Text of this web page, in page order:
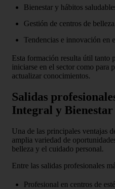
Bienestar y hábitos
Gestión de centros de
Tendencias e innovación en
Esta formación resulta útil tanto
iniciarse en el sector como para
actualizar conocimientos.
Salidas
Integral y Bienestar
Una de las principales ventajas
amplia variedad de
belleza y el cuidado personal.
Entre las salidas profesionales
Profesional en centros de